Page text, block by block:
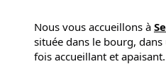
Nous vous accueillons à
située dans le bourg,
fois accueillant et apaisant.